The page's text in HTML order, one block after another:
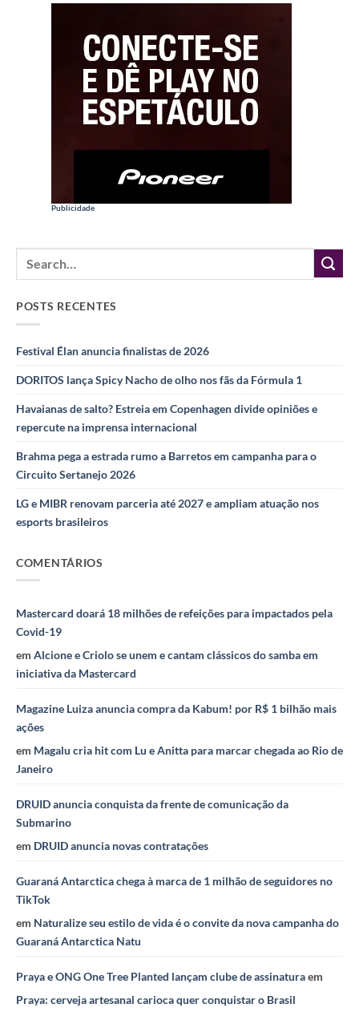
Publicidade
POSTS RECENTES
Festival Élan anuncia finalistas de 2026
DORITOS lança Spicy Nacho de olho nos fãs da Fórmula 1
Havaianas de salto? Estreia em Copenhagen divide opiniões e
repercute na imprensa internacional
Brahma pega a estrada rumo a Barretos em campanha para o
Circuito Sertanejo 2026
LG e MIBR renovam parceria até 2027 e ampliam atuação nos
esports brasileiros
COMENTÁRIOS
Mastercard doará 18 milhões de refeições para impactados pela
Covid-19
em Alcione e Criolo se unem e cantam clássicos do samba em
iniciativa da Mastercard
Magazine Luiza anuncia compra da Kabum! por R$ 1 bilhão mais
ações
em Magalu cria hit com Lu e Anitta para marcar chegada ao Rio de
Janeiro
DRUID anuncia conquista da frente de comunicação da
Submarino
em DRUID anuncia novas contratações
Guaraná Antarctica chega à marca de 1 milhão de seguidores no
TikTok
em Naturalize seu estilo de vida é o convite da nova campanha do
Guaraná Antarctica Natu
Praya e ONG One Tree Planted lançam clube de assinaturaem
Praya: cerveja artesanal carioca quer conquistar o Brasil